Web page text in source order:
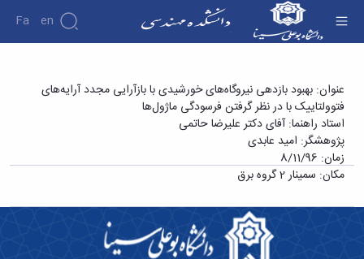
Fa En
دانشکده
درباره
دانشکده
تاریخچه
ریاست
دانشکده
آلبوم
پژوهش
نشریات
سمینار کارشناسی ارشد آقای امید عابدی با عنوان
«بهبود بازدهی نیروگاه‌های خورشیدی با بازآرایی
مجدد آرایه‌های فتوولتاییک با در نظر گرفتن
فرسودگی ماژول‌ها» - دانشکده فنی و مهندسی
عنوان: بهبود بازدهی نیروگاه‌های خورشیدی با بازآرایی مجدد آرایه‌های
فتوولتاییک با در نظر گرفتن فرسودگی ماژول‌ها
استاد راهنما: آفای دکتر علیرضا حاتمی
پژوهشگر: امید عابدی
زمان: 8/11/96
مکان: سمینار 2 گروه برق